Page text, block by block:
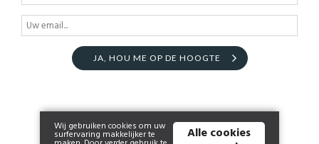
JA, HOU ME OP DE HOOGTE
Wij gebruiken cookies om uw
surfervaring makkelijker te Alle cookies